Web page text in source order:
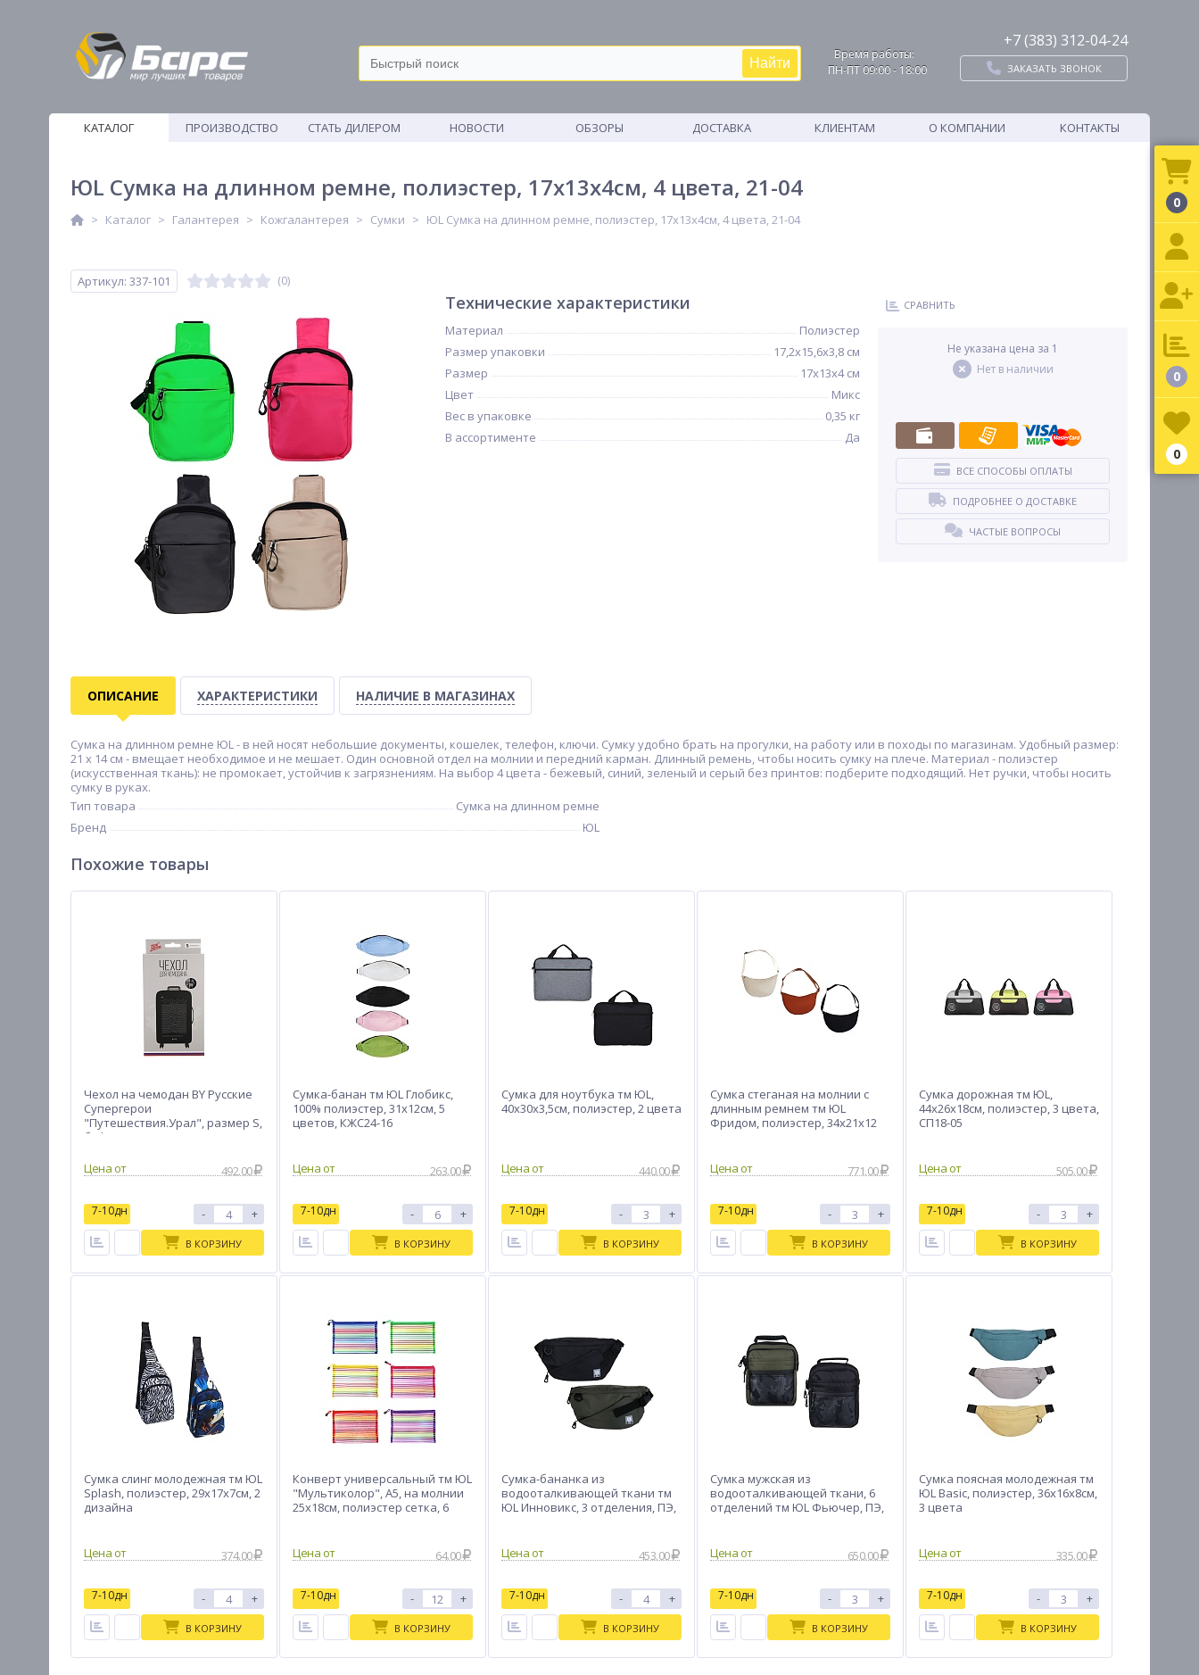
Найти
Время работы:
ПН-ПТ 09:00 - 18:00
+7 (383) 312-04-24
ЗАКАЗАТЬ ЗВОНОК
КАТАЛОГ
ПРОИЗВОДСТВО
СТАТЬ ДИЛЕРОМ НОВОСТИ ОБЗОРЫ ДОСТАВКА КЛИЕНТАМ О КОМПАНИИ КОНТАКТЫ
ЮL Сумка на длинном ремне, полиэстер, 17х13х4см, 4 цвета, 21-04
Каталог Галантерея Кожгалантерея Сумки ЮL Сумка на длинном ремне, полиэстер, 17х13х4см, 4 цвета, 21-04
Артикул: 337-101 (0)
Технические характеристики
Материал
Полиэстер
Размер упаковки
17,2х15,6х3,8 см
Размер
17х13х4 см
Цвет
Микс
Вес в упаковке
0,35 кг
В ассортименте
Да
СРАВНИТЬ
Не указана цена за 1
Нет в наличии
ВСЕ СПОСОБЫ ОПЛАТЫ
ПОДРОБНЕЕ О ДОСТАВКЕ
ЧАСТЫЕ ВОПРОСЫ
ОПИСАНИЕ ХАРАКТЕРИСТИКИ НАЛИЧИЕ В МАГАЗИНАХ
Сумка на длинном ремне ЮL - в ней носят небольшие документы, кошелек, телефон, ключи. Сумку удобно брать на прогулки, на работу или в походы по магазинам. Удобный размер:
21 х 14 см - вмещает необходимое и не мешает. Один основной отдел на молнии и передний карман. Длинный ремень, чтобы носить сумку на плече. Материал - полиэстер
(искусственная ткань): не промокает, устойчив к загрязнениям. На выбор 4 цвета - бежевый, синий, зеленый и серый без принтов: подберите подходящий. Нет ручки, чтобы носить
сумку в руках.
Тип товара
Сумка на длинном ремне
Бренд
ЮL
Похожие товары
Чехол на чемодан BY Русские
Супергерои
"Путешествия.Урал", размер S,
бифлекс
Цена от
492.00
7-10дн - +
В КОРЗИНУ
Сумка-банан тм ЮL Глобикс,
100% полиэстер, 31х12см, 5
цветов, КЖС24-16
Цена от 263.00
7-10дн - +
В КОРЗИНУ
Сумка для ноутбука тм ЮL,
40х30х3,5см, полиэстер, 2 цвета
Цена от 440.00
7-10дн - +
В КОРЗИНУ
Сумка стеганая на молнии с
длинным ремнем тм ЮL
Фридом, полиэстер, 34х21х12
Цена от
771.00
7-10дн - +
В КОРЗИНУ
Сумка дорожная тм ЮL,
44x26x18см, полиэстер, 3 цвета,
СП18-05
Цена от 505.00
7-10дн - +
В КОРЗИНУ
Сумка слинг молодежная тм ЮL
Splash, полиэстер, 29х17х7см, 2
дизайна
Цена от 374.00
7-10дн - +
В КОРЗИНУ
Конверт универсальный тм ЮL
"Мультиколор", А5, на молнии
25х18см, полиэстер сетка, 6
Цена от
64.00
7-10дн - +
В КОРЗИНУ
Сумка-бананка из
водооталкивающей ткани тм
ЮL Инновикс, 3 отделения, ПЭ,
Цена от
453.00
7-10дн - +
В КОРЗИНУ
Сумка мужская из
водооталкивающей ткани, 6
отделений тм ЮL Фьючер, ПЭ,
Цена от
650.00
7-10дн - +
В КОРЗИНУ
Сумка поясная молодежная тм
ЮL Basic, полиэстер, 36х16х8см,
3 цвета
Цена от 335.00
7-10дн - +
В КОРЗИНУ
0
0
0